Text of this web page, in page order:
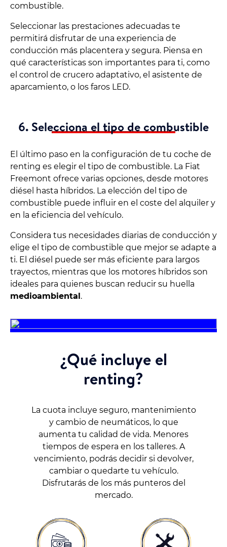
combustible.
Seleccionar las prestaciones adecuadas te
permitirá disfrutar de una experiencia de
conducción más placentera y segura. Piensa en
qué características son importantes para ti, como
el control de crucero adaptativo, el asistente de
aparcamiento, o los faros LED.
6. Selecciona el tipo de combustible
El último paso en la configuración de tu coche de
renting es elegir el tipo de combustible. La Fiat
Freemont ofrece varias opciones, desde motores
diésel hasta híbridos. La elección del tipo de
combustible puede influir en el coste del alquiler y
en la eficiencia del vehículo.
Considera tus necesidades diarias de conducción y
elige el tipo de combustible que mejor se adapte a
ti. El diésel puede ser más eficiente para largos
trayectos, mientras que los motores híbridos son
ideales para quienes buscan reducir su huella
medioambiental.
¿Qué incluye el
renting?
La cuota incluye seguro, mantenimiento
y cambio de neumáticos, lo que
aumenta tu calidad de vida. Menores
tiempos de espera en los talleres. A
vencimiento, podrás decidir si devolver,
cambiar o quedarte tu vehículo.
Disfrutarás de los más punteros del
mercado.